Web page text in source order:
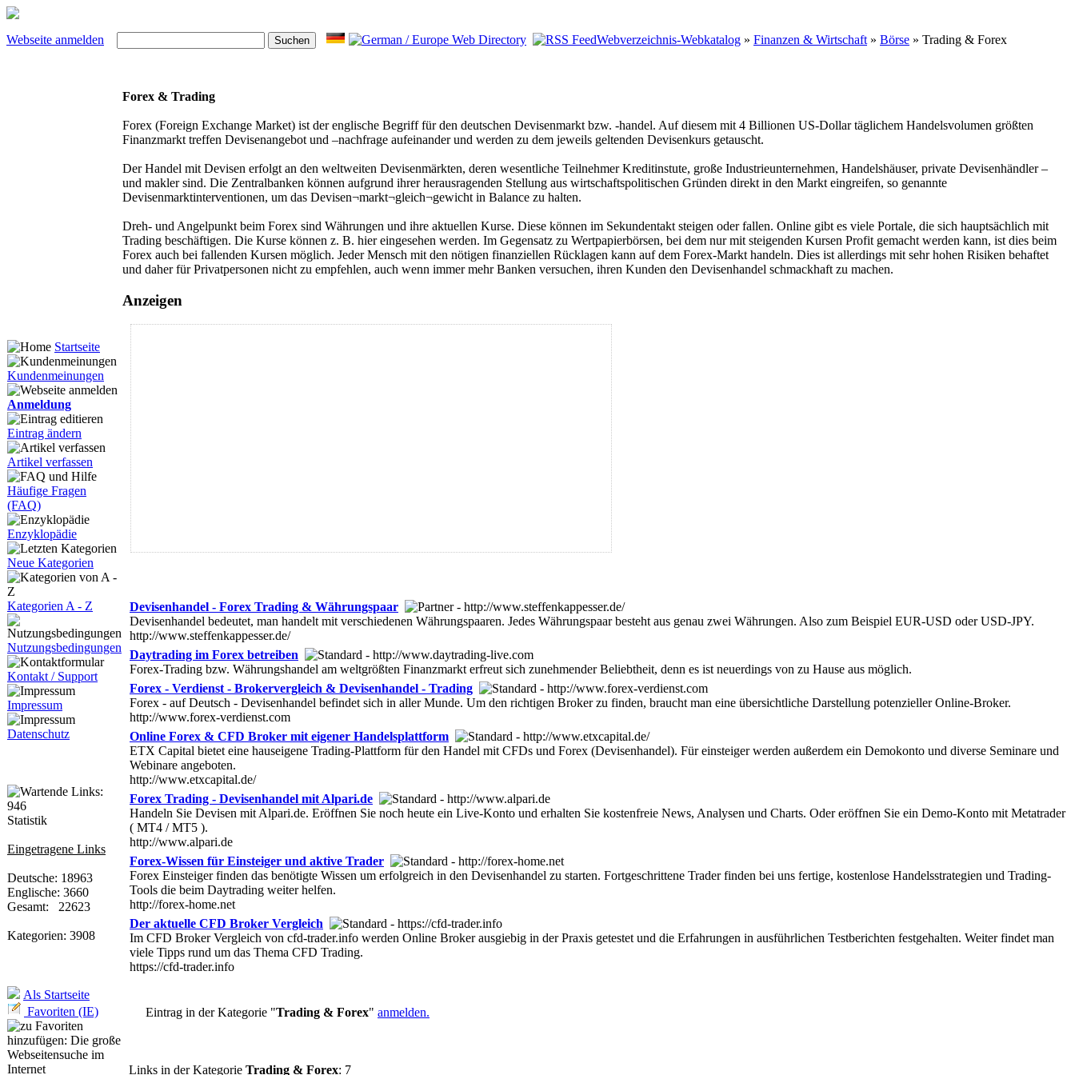
Webseite anmelden Webverzeichnis-Webkatalog » Finanzen & Wirtschaft » Börse » Trading & Forex
Startseite
Kundenmeinungen
Anmeldung
Eintrag ändern
Artikel verfassen
Häufige Fragen
(FAQ)
Enzyklopädie
Neue Kategorien
Kategorien A - Z
Nutzungsbedingungen
Kontakt / Support
Impressum
Datenschutz
Statistik
Eingetragene Links
Deutsche: 18963
Englische: 3660
Gesamt: 22623
Kategorien: 3908
Als Startseite
Favoriten (IE)
Forex & Trading
Forex (Foreign Exchange Market) ist der englische Begriff für den deutschen Devisenmarkt bzw. -handel. Auf diesem mit 4 Billionen US-Dollar täglichem Handelsvolumen größten
Finanzmarkt treffen Devisenangebot und –nachfrage aufeinander und werden zu dem jeweils geltenden Devisenkurs getauscht.
Der Handel mit Devisen erfolgt an den weltweiten Devisenmärkten, deren wesentliche Teilnehmer Kreditinstute, große Industrieunternehmen, Handelshäuser, private Devisenhändler –
und makler sind. Die Zentralbanken können aufgrund ihrer herausragenden Stellung aus wirtschaftspolitischen Gründen direkt in den Markt eingreifen, so genannte
Devisenmarktinterventionen, um das Devisen¬markt¬gleich¬gewicht in Balance zu halten.
Dreh- und Angelpunkt beim Forex sind Währungen und ihre aktuellen Kurse. Diese können im Sekundentakt steigen oder fallen. Online gibt es viele Portale, die sich hauptsächlich mit
Trading beschäftigen. Die Kurse können z. B. hier eingesehen werden. Im Gegensatz zu Wertpapierbörsen, bei dem nur mit steigenden Kursen Profit gemacht werden kann, ist dies beim
Forex auch bei fallenden Kursen möglich. Jeder Mensch mit den nötigen finanziellen Rücklagen kann auf dem Forex-Markt handeln. Dies ist allerdings mit sehr hohen Risiken behaftet
und daher für Privatpersonen nicht zu empfehlen, auch wenn immer mehr Banken versuchen, ihren Kunden den Devisenhandel schmackhaft zu machen.
Anzeigen
Devisenhandel - Forex Trading & Währungspaar
Devisenhandel bedeutet, man handelt mit verschiedenen Währungspaaren. Jedes Währungspaar besteht aus genau zwei Währungen. Also zum Beispiel EUR-USD oder USD-JPY.
http://www.steffenkappesser.de/
Daytrading im Forex betreiben
Forex-Trading bzw. Währungshandel am weltgrößten Finanzmarkt erfreut sich zunehmender Beliebtheit, denn es ist neuerdings von zu Hause aus möglich.
Forex - Verdienst - Brokervergleich & Devisenhandel - Trading
Forex - auf Deutsch - Devisenhandel befindet sich in aller Munde. Um den richtigen Broker zu finden, braucht man eine übersichtliche Darstellung potenzieller Online-Broker.
http://www.forex-verdienst.com
Online Forex & CFD Broker mit eigener Handelsplattform
ETX Capital bietet eine hauseigene Trading-Plattform für den Handel mit CFDs und Forex (Devisenhandel). Für einsteiger werden außerdem ein Demokonto und diverse Seminare und
Webinare angeboten.
http://www.etxcapital.de/
Forex Trading - Devisenhandel mit Alpari.de
Handeln Sie Devisen mit Alpari.de. Eröffnen Sie noch heute ein Live-Konto und erhalten Sie kostenfreie News, Analysen und Charts. Oder eröffnen Sie ein Demo-Konto mit Metatrader
( MT4 / MT5 ).
http://www.alpari.de
Forex-Wissen für Einsteiger und aktive Trader
Forex Einsteiger finden das benötigte Wissen um erfolgreich in den Devisenhandel zu starten. Fortgeschrittene Trader finden bei uns fertige, kostenlose Handelsstrategien und Trading-
Tools die beim Daytrading weiter helfen.
http://forex-home.net
Der aktuelle CFD Broker Vergleich
Im CFD Broker Vergleich von cfd-trader.info werden Online Broker ausgiebig in der Praxis getestet und die Erfahrungen in ausführlichen Testberichten festgehalten. Weiter findet man
viele Tipps rund um das Thema CFD Trading.
https://cfd-trader.info
Eintrag in der Kategorie "Trading & Forex" anmelden.
Links in der Kategorie Trading & Forex: 7